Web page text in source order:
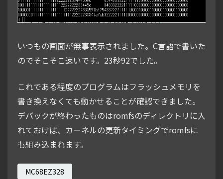
いつもの画面が無事表示されました。C言語で書いた
のでそこそこ速いです。23秒92でした。
これである程度のプログラムはフラッシュメモリを
書き換えなくても動かせることが確認できました。
デバックが終わったものはromfsのディレクトリに入
れておけば、カーネルの更新タイミングでromfsに
も組み込まれます。
MC68EZ328